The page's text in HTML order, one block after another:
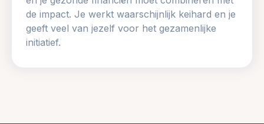
de impact. Je werkt waarschijnlijk keihard en je
geeft veel van jezelf voor het gezamenlijke
initiatief.